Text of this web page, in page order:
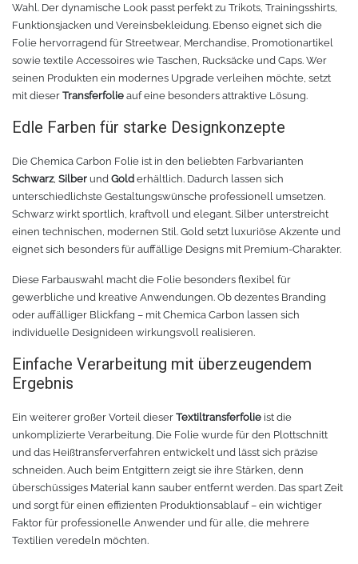
Chemica Carbon
Sonnenschutzfolie für Autos
Daylight
Solar Silber
Palisade
Sublimationsmedien
Filament für 3D-Druck
PLA
PETG
Zubehör für Transferpressen
Teflonkissen
Verschiedenes
Zubehör Schneideplotter
Zubehör für Brother-Schneideplotter
Sublimationsfarbe
Solvent Tinte
Direct to Film Tinte
Direct-to-Film Folie und Kleber
Wahl. Der dynamische Look passt perfekt zu Trikots, Trainingsshirts,
Funktionsjacken und Vereinsbekleidung. Ebenso eignet sich die
Folie hervorragend für Streetwear, Merchandise, Promotionartikel
sowie textile Accessoires wie Taschen, Rucksäcke und Caps. Wer
seinen Produkten ein modernes Upgrade verleihen möchte, setzt
mit dieser Transferfolie auf eine besonders attraktive Lösung.
Edle Farben für starke Designkonzepte
Die Chemica Carbon Folie ist in den beliebten Farbvarianten
Schwarz, Silber und Gold erhältlich. Dadurch lassen sich
unterschiedlichste Gestaltungswünsche professionell umsetzen.
Schwarz wirkt sportlich, kraftvoll und elegant. Silber unterstreicht
einen technischen, modernen Stil. Gold setzt luxuriöse Akzente und
eignet sich besonders für auffällige Designs mit Premium-Charakter.
Diese Farbauswahl macht die Folie besonders flexibel für
gewerbliche und kreative Anwendungen. Ob dezentes Branding
oder auffälliger Blickfang – mit Chemica Carbon lassen sich
individuelle Designideen wirkungsvoll realisieren.
Einfache Verarbeitung mit überzeugendem
Ergebnis
Ein weiterer großer Vorteil dieser Textiltransferfolie ist die
unkomplizierte Verarbeitung. Die Folie wurde für den Plottschnitt
und das Heißtransferverfahren entwickelt und lässt sich präzise
schneiden. Auch beim Entgittern zeigt sie ihre Stärken, denn
überschüssiges Material kann sauber entfernt werden. Das spart Zeit
und sorgt für einen effizienten Produktionsablauf – ein wichtiger
Faktor für professionelle Anwender und für alle, die mehrere
Textilien veredeln möchten.